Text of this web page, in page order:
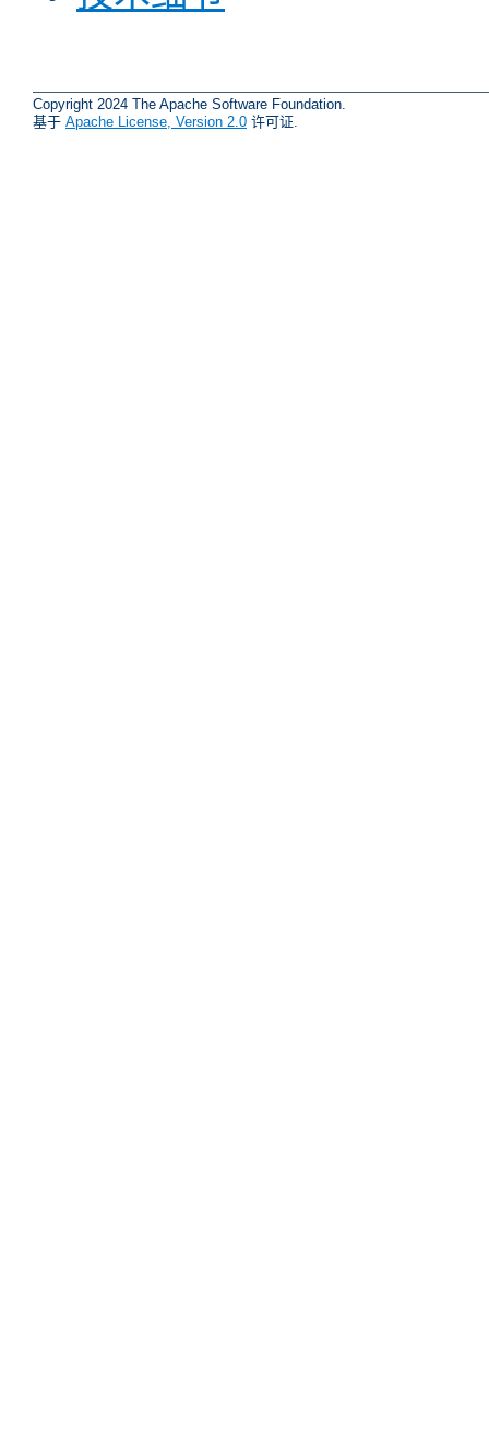
Copyright 2024 The Apache Software Foundation.
基于 Apache License, Version 2.0 许可证.